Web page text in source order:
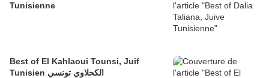
Tunisienne
Best of El Kahlaoui Tounsi, Juif
Tunisien الكحلاوي تونسي